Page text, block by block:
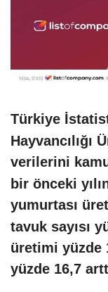
Türkiye
Hayvancılığı
verilerini
bir önceki
yumurtası
tavuk sayısı
üretimi yüzde
yüzde 16,7